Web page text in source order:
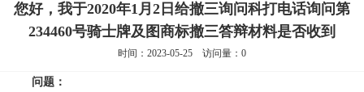
您好，我于2020年1月2日给撤三询问科打电话询问第
234460号骑士牌及图商标撤三答辩材料是否收到
时间：2023-05-25 访问量： 0
问题：